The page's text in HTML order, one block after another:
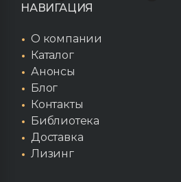
НАВИГАЦИЯ
О компании
Каталог
Анонсы
Блог
Контакты
Библиотека
Доставка
Лизинг